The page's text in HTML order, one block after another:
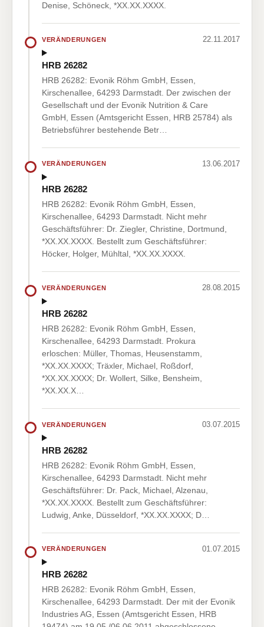
Denise, Schöneck, *XX.XX.XXXX.
VERÄNDERUNGEN 22.11.2017
HRB 26282
HRB 26282: Evonik Röhm GmbH, Essen,
Kirschenallee, 64293 Darmstadt. Der zwischen der
Gesellschaft und der Evonik Nutrition & Care
GmbH, Essen (Amtsgericht Essen, HRB 25784) als
Betriebsführer bestehende Betr…
VERÄNDERUNGEN 13.06.2017
HRB 26282
HRB 26282: Evonik Röhm GmbH, Essen,
Kirschenallee, 64293 Darmstadt. Nicht mehr
Geschäftsführer: Dr. Ziegler, Christine, Dortmund,
*XX.XX.XXXX. Bestellt zum Geschäftsführer:
Höcker, Holger, Mühltal, *XX.XX.XXXX.
VERÄNDERUNGEN 28.08.2015
HRB 26282
HRB 26282: Evonik Röhm GmbH, Essen,
Kirschenallee, 64293 Darmstadt. Prokura
erloschen: Müller, Thomas, Heusenstamm,
*XX.XX.XXXX; Träxler, Michael, Roßdorf,
*XX.XX.XXXX; Dr. Wollert, Silke, Bensheim,
*XX.XX.X…
VERÄNDERUNGEN 03.07.2015
HRB 26282
HRB 26282: Evonik Röhm GmbH, Essen,
Kirschenallee, 64293 Darmstadt. Nicht mehr
Geschäftsführer: Dr. Pack, Michael, Alzenau,
*XX.XX.XXXX. Bestellt zum Geschäftsführer:
Ludwig, Anke, Düsseldorf, *XX.XX.XXXX; D…
VERÄNDERUNGEN 01.07.2015
HRB 26282
HRB 26282: Evonik Röhm GmbH, Essen,
Kirschenallee, 64293 Darmstadt. Der mit der Evonik
Industries AG, Essen (Amtsgericht Essen, HRB